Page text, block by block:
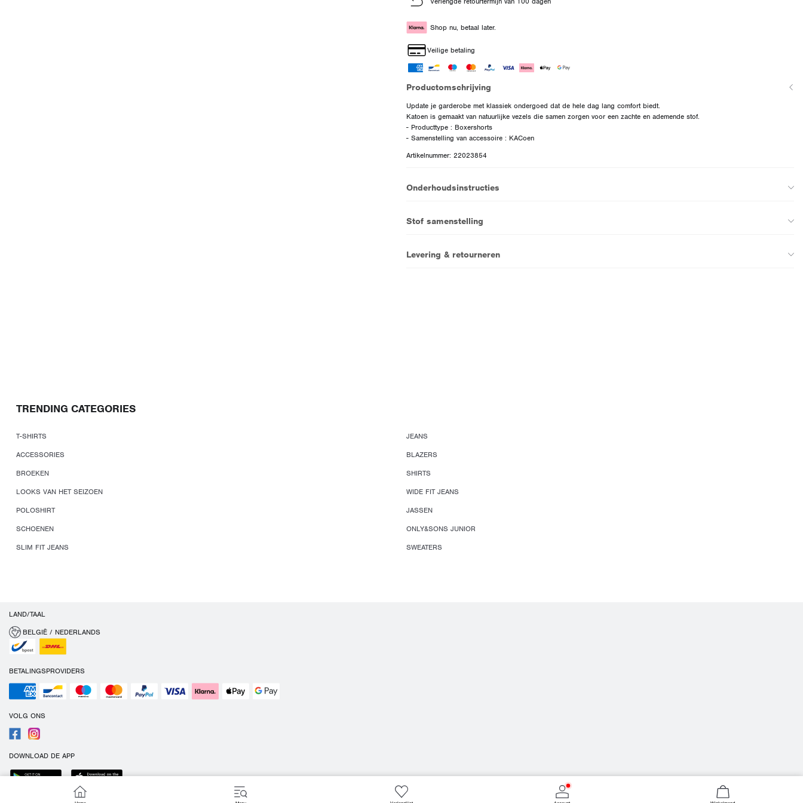
Shop nu, betaal later.
Veilige betaling
Productomschrijving
Update je garderobe met klassiek ondergoed dat de hele dag lang comfort biedt.
Katoen is gemaakt van natuurlijke vezels die samen zorgen voor een zachte en ademende stof.
- Producttype : Boxershorts
- Samenstelling van accessoire : KACoen
Artikelnummer: 22023854
Onderhoudsinstructies
Stof samenstelling
Levering & retourneren
TRENDING CATEGORIES
T-SHIRTS
JEANS
ACCESSORIES
BLAZERS
BROEKEN
SHIRTS
LOOKS VAN HET SEIZOEN
WIDE FIT JEANS
POLOSHIRT
JASSEN
SCHOENEN
ONLY&SONS JUNIOR
SLIM FIT JEANS
SWEATERS
LAND/TAAL
BELGIË / NEDERLANDS
BETALINGSPROVIDERS
VOLG ONS
DOWNLOAD DE APP